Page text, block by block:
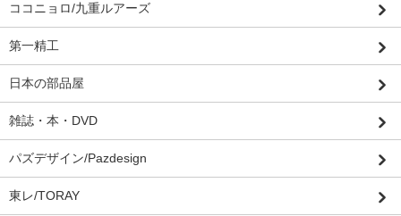
ココニョロ/九重ルアーズ
第一精工
日本の部品屋
雑誌・本・DVD
パズデザイン/Pazdesign
東レ/TORAY